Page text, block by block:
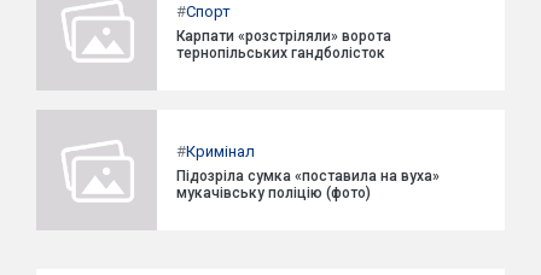
#Спорт
Карпати «розстріляли» ворота
тернопільських гандболісток
#Кримінал
Підозріла сумка «поставила на вуха»
мукачівську поліцію (фото)